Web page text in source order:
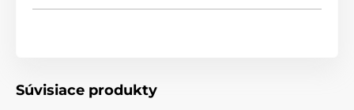
Súvisiace produkty